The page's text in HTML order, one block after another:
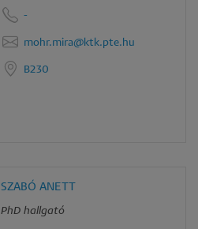
-
mohr.mira@ktk.pte.hu
B230
SZABÓ ANETT
PhD hallgató